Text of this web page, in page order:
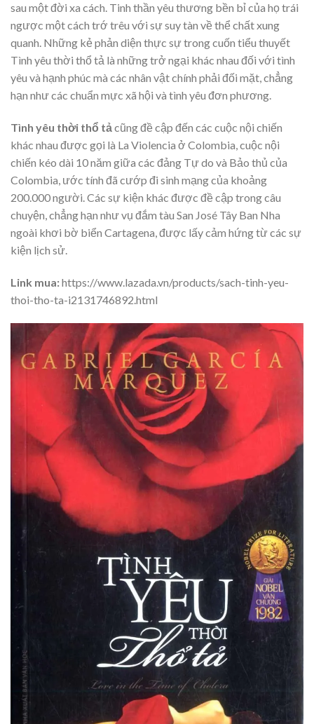
sau một đời xa cách. Tinh thần yêu thương bền bỉ của họ trái
ngược một cách trớ trêu với sự suy tàn về thể chất xung
quanh. Những kẻ phản diện thực sự trong cuốn tiểu thuyết
Tình yêu thời thổ tả là những trở ngại khác nhau đối với tình
yêu và hạnh phúc mà các nhân vật chính phải đối mặt, chẳng
hạn như các chuẩn mực xã hội và tình yêu đơn phương.
Tình yêu thời thổ tảcũng đề cập đến các cuộc nội chiến
khác nhau được gọi là La Violencia ở Colombia, cuộc nội
chiến kéo dài 10 năm giữa các đảng Tự do và Bảo thủ của
Colombia, ước tính đã cướp đi sinh mạng của khoảng
200.000 người. Các sự kiện khác được đề cập trong câu
chuyện, chẳng hạn như vụ đắm tàu San José Tây Ban Nha
ngoài khơi bờ biển Cartagena, được lấy cảm hứng từ các sự
kiện lịch sử.
Link mua:https://www.lazada.vn/products/sach-tinh-yeu-
thoi-tho-ta-i2131746892.html